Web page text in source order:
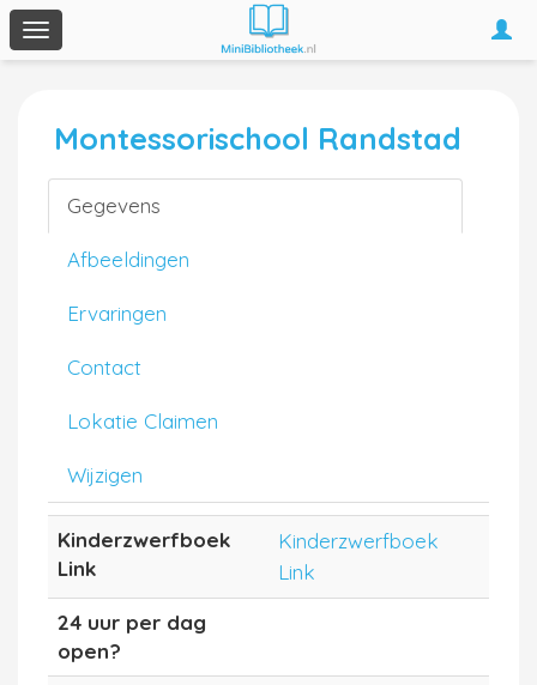
Toggle
navigation
Montessorischool Randstad
Gegevens
Afbeeldingen
Ervaringen
Contact
Lokatie Claimen
Wijzigen
Kinderzwerfboek
Link
Kinderzwerfboek
Link
24 uur per dag
open?